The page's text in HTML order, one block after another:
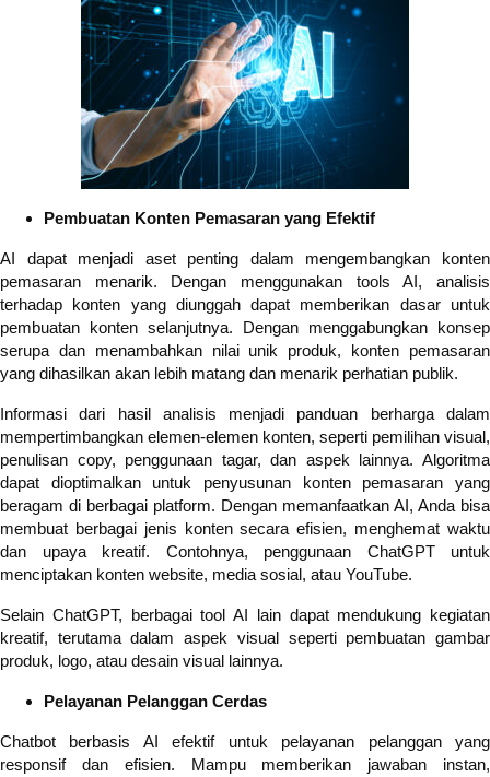
Pembuatan Konten Pemasaran yang Efektif
AI dapat menjadi aset penting dalam mengembangkan konten
pemasaran menarik. Dengan menggunakan tools AI, analisis
terhadap konten yang diunggah dapat memberikan dasar untuk
pembuatan konten selanjutnya. Dengan menggabungkan konsep
serupa dan menambahkan nilai unik produk, konten pemasaran
yang dihasilkan akan lebih matang dan menarik perhatian publik.
Informasi dari hasil analisis menjadi panduan berharga dalam
mempertimbangkan elemen-elemen konten, seperti pemilihan visual,
penulisan copy, penggunaan tagar, dan aspek lainnya. Algoritma
dapat dioptimalkan untuk penyusunan konten pemasaran yang
beragam di berbagai platform. Dengan memanfaatkan AI, Anda bisa
membuat berbagai jenis konten secara efisien, menghemat waktu
dan upaya kreatif. Contohnya, penggunaan ChatGPT untuk
menciptakan konten website, media sosial, atau YouTube.
Selain ChatGPT, berbagai tool AI lain dapat mendukung kegiatan
kreatif, terutama dalam aspek visual seperti pembuatan gambar
produk, logo, atau desain visual lainnya.
Pelayanan Pelanggan Cerdas
Chatbot berbasis AI efektif untuk pelayanan pelanggan yang
responsif dan efisien. Mampu memberikan jawaban instan,